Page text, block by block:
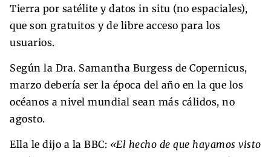
Tierra por satélite y datos in situ (no espaciales),
que son gratuitos y de libre acceso para los
usuarios.
Según la Dra. Samantha Burgess de Copernicus,
marzo debería ser la época del año en la que los
océanos a nivel mundial sean más cálidos, no
agosto.
Ella le dijo a la BBC: «El hecho de que hayamos visto